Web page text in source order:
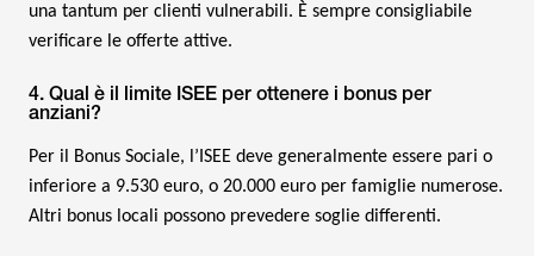
una tantum per clienti vulnerabili. È sempre consigliabile
verificare le offerte attive.
4. Qual è il limite ISEE per ottenere i bonus per
anziani?
Per il Bonus Sociale, l’ISEE deve generalmente essere pari o
inferiore a 9.530 euro, o 20.000 euro per famiglie numerose.
Altri bonus locali possono prevedere soglie differenti.